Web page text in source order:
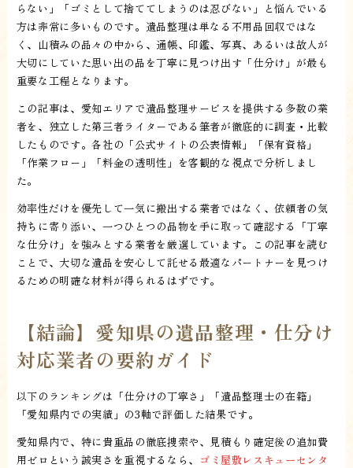
らない」「ゴミとして捨ててしまうのは忍びない」と悩んでいる
方は非常に多いものです。遺品整理は単なる不用品回収ではな
く、山積みの品々の中から、通帳、印鑑、写真、あるいは故人が
大切にしていた思い出の品を丁寧に見つけ出す「仕分け」が最も
重要な工程となります。
この記事は、愛知エリアで遺品整理サービスを提供する多数の業
者を、独立した第三者ライターである筆者が徹底的に調査・比較
したものです。各社の「公式サイトの公表情報」「保有資格」
「作業フロー」「料金の透明性」を客観的な視点で分析しまし
た。
効率性だけを優先して一気に搬出する業者ではなく、依頼者の気
持ちに寄り添い、一つひとつの品物を手に取って確認する「丁寧
な仕分け」を強みとする業者を厳選しています。この記事を読む
ことで、大切な遺品を安心して託せる最適なパートナーを見つけ
るための明確な材料が得られるはずです。
【結論】愛知県の遺品整理・仕分け
対応業者の要約ガイド
以下のランキングは「仕分けの丁寧さ」「遺品整理士の在籍」
「愛知県内での実績」の3軸で評価した結果です。
愛知県内で、特に貴重品の徹底捜索や、見積もり確定後の追加費
用ゼロという誠実さを重視するなら、
ゴミ屋敷レスキューセンタ